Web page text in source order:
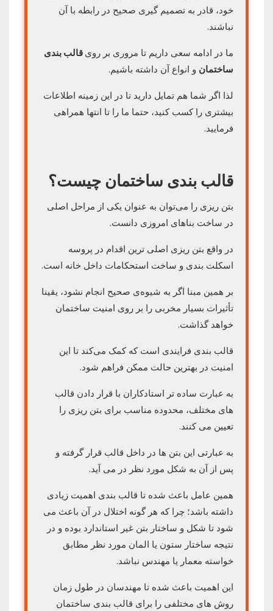
خود، قادر به تصمیم گیری صحیح در رابطه با آن
نباشند.
ما در ادامه سعی داریم تا مروری بر رویقالب بندی
ساختمان و انواع آن داشته باشیم.
لذا اگر شما هم تمایل دارید تا در این زمینه اطلاعات
بیشتری را کسب کنید، حتما ما را تا انتها همراهی
فرمایید.
قالب بندی ساختمان چیست؟
بتن ریزی را می‌توان به عنوان یکی از مراحل اصلی
در ساخت بناهای امروزی دانست.
در واقع بتن ریزی اصلی ترین اقدام در پروسه
اسکلت بندی و ساخت استحکامات داخل خانه است.
بر همین مبنا اگر به شیوه‌ی صحیح انجام نشود، یقینا
تأثیرات بسیار مخربی را بر روی امنیت ساختمان
خواهد گذاشت.
قالب بندی فرایندی است که کمک می‌کند تا این
امنیت در بهترین حالت ممکن فراهم شود.
به عبارت ساده‌ تر استادکاران با قرار دادن قالب
های مختلف، محدوده مناسب برای بتن ریزی را
تعیین می کنند.
به عبارتی این بتن ها در داخل قالب قرار گرفته و
پس از آن به شکل مورد نظر در می آید.
همین عامل باعث شده تا قالب بندی اهمیت زیادی
داشته باشد؛ چرا که هر گونه اختلال در آن باعث می
شود تا شکل و ساختار بتن غیر استاندارد بوده و در
نتیجه ساختار ستون یا المان مورد نظر مطابق
خواسته معمار یا مهندس نباشد.
این اهمیت باعث شده تا مهندسان در طول زمان
روش های مختلفی را برای قالب بندی ساختمان